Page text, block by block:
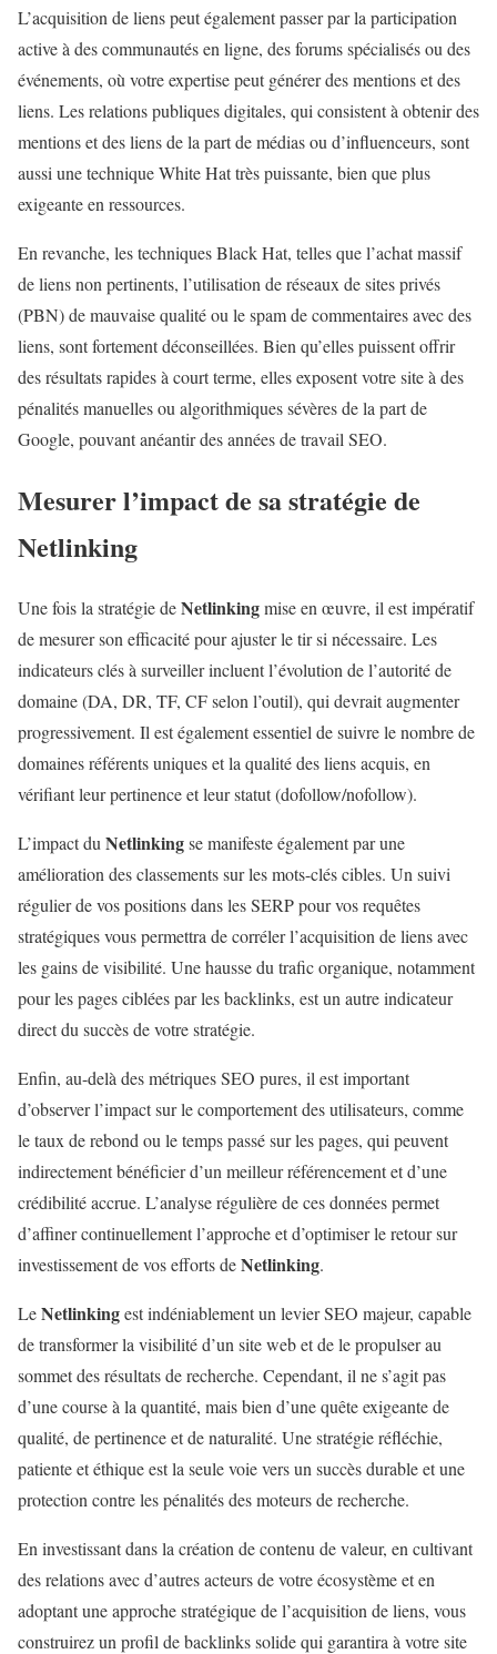
L’acquisition de liens peut également passer par la participation
active à des communautés en ligne, des forums spécialisés ou des
événements, où votre expertise peut générer des mentions et des
liens. Les relations publiques digitales, qui consistent à obtenir des
mentions et des liens de la part de médias ou d’influenceurs, sont
aussi une technique White Hat très puissante, bien que plus
exigeante en ressources.
En revanche, les techniques Black Hat, telles que l’achat massif
de liens non pertinents, l’utilisation de réseaux de sites privés
(PBN) de mauvaise qualité ou le spam de commentaires avec des
liens, sont fortement déconseillées. Bien qu’elles puissent offrir
des résultats rapides à court terme, elles exposent votre site à des
pénalités manuelles ou algorithmiques sévères de la part de
Google, pouvant anéantir des années de travail SEO.
Mesurer l’impact de sa stratégie de
Netlinking
Une fois la stratégie deNetlinkingmise en œuvre, il est impératif
de mesurer son efficacité pour ajuster le tir si nécessaire. Les
indicateurs clés à surveiller incluent l’évolution de l’autorité de
domaine (DA, DR, TF, CF selon l’outil), qui devrait augmenter
progressivement. Il est également essentiel de suivre le nombre de
domaines référents uniques et la qualité des liens acquis, en
vérifiant leur pertinence et leur statut (dofollow/nofollow).
L’impact du Netlinkingse manifeste également par une
amélioration des classements sur les mots-clés cibles. Un suivi
régulier de vos positions dans les SERP pour vos requêtes
stratégiques vous permettra de corréler l’acquisition de liens avec
les gains de visibilité. Une hausse du trafic organique, notamment
pour les pages ciblées par les backlinks, est un autre indicateur
direct du succès de votre stratégie.
Enfin, au-delà des métriques SEO pures, il est important
d’observer l’impact sur le comportement des utilisateurs, comme
le taux de rebond ou le temps passé sur les pages, qui peuvent
indirectement bénéficier d’un meilleur référencement et d’une
crédibilité accrue. L’analyse régulière de ces données permet
d’affiner continuellement l’approche et d’optimiser le retour sur
investissement de vos efforts deNetlinking.
LeNetlinkingest indéniablement un levier SEO majeur, capable
de transformer la visibilité d’un site web et de le propulser au
sommet des résultats de recherche. Cependant, il ne s’agit pas
d’une course à la quantité, mais bien d’une quête exigeante de
qualité, de pertinence et de naturalité. Une stratégie réfléchie,
patiente et éthique est la seule voie vers un succès durable et une
protection contre les pénalités des moteurs de recherche.
En investissant dans la création de contenu de valeur, en cultivant
des relations avec d’autres acteurs de votre écosystème et en
adoptant une approche stratégique de l’acquisition de liens, vous
construirez un profil de backlinks solide qui garantira à votre site